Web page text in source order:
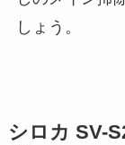
しょう。
シロカ SV-